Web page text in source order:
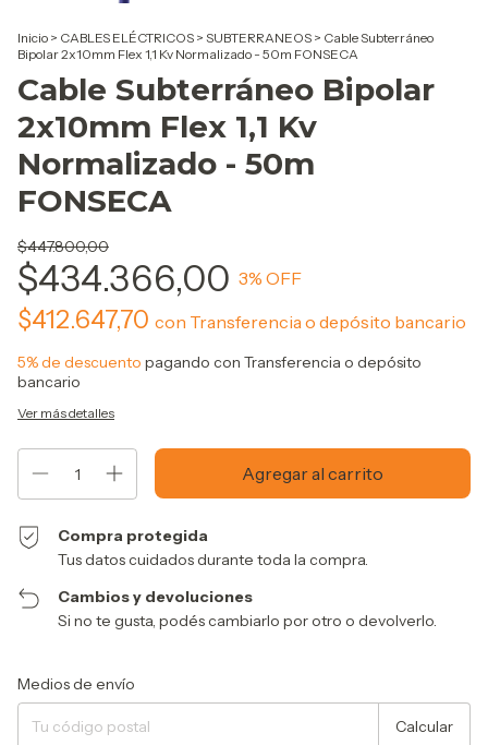
Inicio > CABLES ELÉCTRICOS > SUBTERRANEOS > Cable Subterráneo
Bipolar 2x10mm Flex 1,1 Kv Normalizado - 50m FONSECA
Cable Subterráneo Bipolar
2x10mm Flex 1,1 Kv
Normalizado - 50m
FONSECA
$447.800,00
$434.366,00 3% OFF
$412.647,70 con Transferencia o depósito bancario
5% de descuento pagando con Transferencia o depósito
bancario
Ver más detalles
Compra protegida
Tus datos cuidados durante toda la compra.
Cambios y devoluciones
Si no te gusta, podés cambiarlo por otro o devolverlo.
Entregas para el CP:
Medios de envío
Calcular